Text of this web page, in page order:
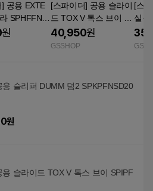
공용 EXTE
SPHFFNL
원
[스파이더] 공용 슬라이
드 TOX V 톡스 브이 S
PIPFNSD334U
40,950원
GSSHOP
[스
실론
용 슬리퍼 DUMM 덤2 SPKPFNSD20
원
용 슬라이드 TOX V 톡스 브이 SPIPF